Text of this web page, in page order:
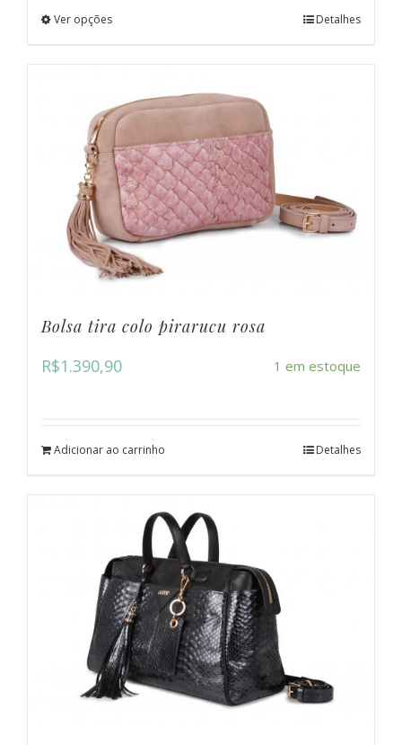
Ver opções Detalhes
Bolsa tira colo pirarucu rosa
R$1.390,90 1 em estoque
Adicionar ao carrinho Detalhes